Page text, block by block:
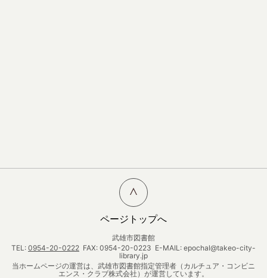
ページトップへ
武雄市図書館
TEL: 0954-20-0222 FAX: 0954-20-0223 E-MAIL: epochal@takeo-city-
library.jp
当ホームページの運営は、武雄市図書館指定管理者（カルチュア・コンビニ
エンス・クラブ株式会社）が運営しています。